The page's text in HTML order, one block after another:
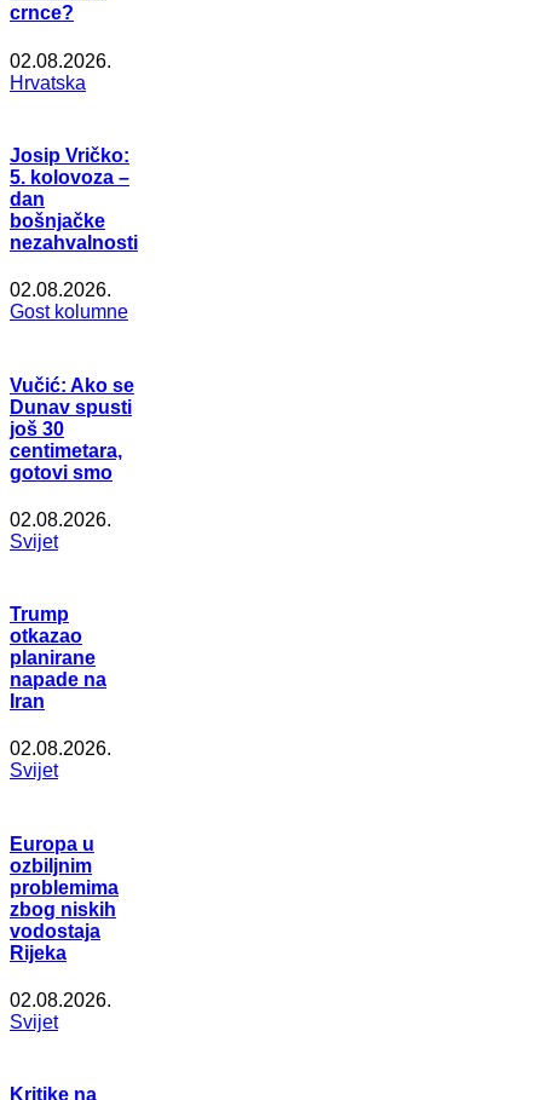
crnce?
02.08.2026.
Hrvatska
Josip Vričko:
5. kolovoza –
dan
bošnjačke
nezahvalnosti
02.08.2026.
Gost kolumne
Vučić: Ako se
Dunav spusti
još 30
centimetara,
gotovi smo
02.08.2026.
Svijet
Trump
otkazao
planirane
napade na
Iran
02.08.2026.
Svijet
Europa u
ozbiljnim
problemima
zbog niskih
vodostaja
Rijeka
02.08.2026.
Svijet
Kritike na